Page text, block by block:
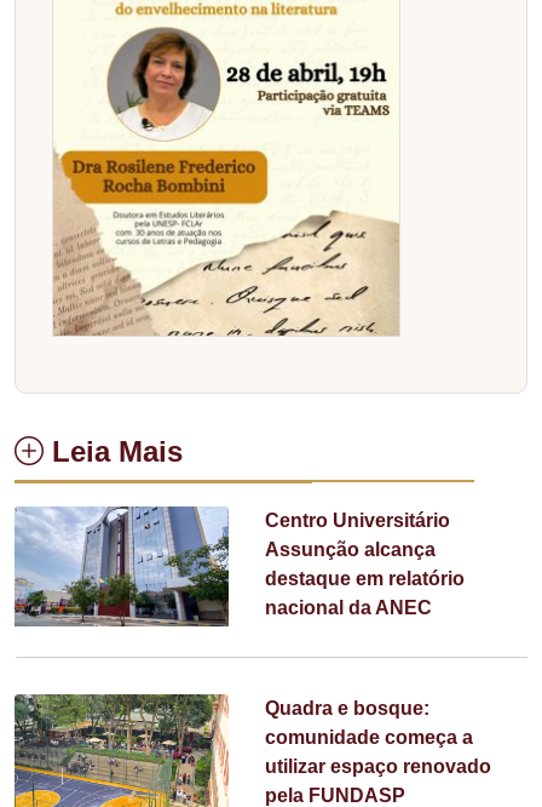
Leia Mais
Centro Universitário
Assunção alcança
destaque em relatório
nacional da ANEC
Quadra e bosque:
comunidade começa a
utilizar espaço renovado
pela FUNDASP